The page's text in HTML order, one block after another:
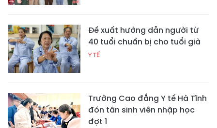
Đề xuất hướng dẫn người từ
40 tuổi chuẩn bị cho tuổi già
Y TẾ
Trường Cao đẳng Y tế Hà Tĩnh
đón tân sinh viên nhập học
đợt 1